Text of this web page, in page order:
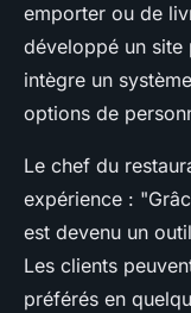
emporter ou de
développé un site
intègre un
options de
Le chef du
expérience :
est devenu un
Les clients
préférés en